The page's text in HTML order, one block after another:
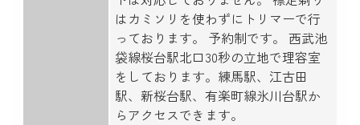
はカミソリを使わずにトリマーで行
っております。 予約制です。 西武池
袋線桜台駅北口30秒の立地で理容室
をしております。練馬駅、江古田
駅、新桜台駅、有楽町線氷川台駅か
らアクセスできます。